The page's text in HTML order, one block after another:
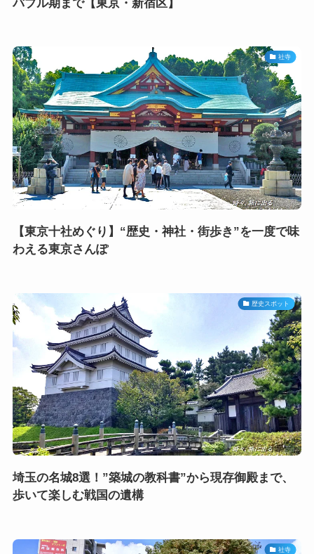
バブル期まで【東京・新宿区】
社寺
【東京十社めぐり】“歴史・神社・街歩き”を一度で味
わえる東京さんぽ
歴史スポット
埼玉の名城8選！”築城の教科書”から現存御殿まで、
歩いて楽しむ戦国の遺構
社寺